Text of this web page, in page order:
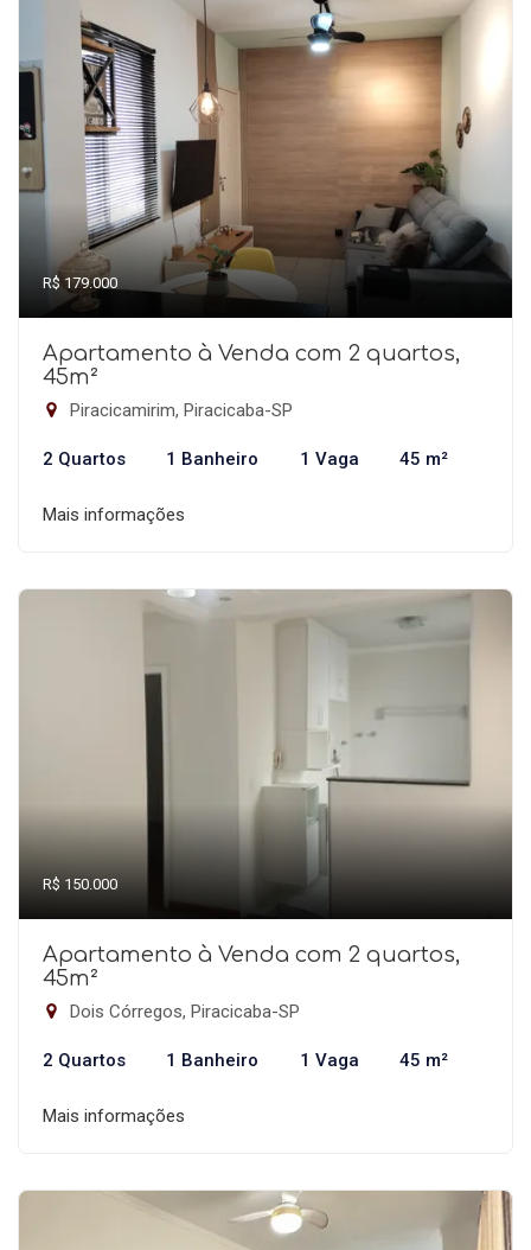
R$ 179.000
Apartamento à Venda com 2 quartos,
45m²
Piracicamirim, Piracicaba-SP
2 Quartos 1 Banheiro 1 Vaga 45 m²
Mais informações
R$ 150.000
Apartamento à Venda com 2 quartos,
45m²
Dois Córregos, Piracicaba-SP
2 Quartos 1 Banheiro 1 Vaga 45 m²
Mais informações